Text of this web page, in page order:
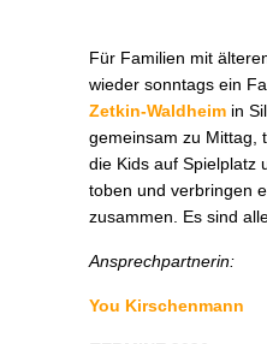
Für Familien mit
wieder sonntags ein
Zetkin-Waldheim in
gemeinsam zu Mittag,
die Kids auf Spielplatz
toben und verbringen
zusammen. Es sind
Ansprechpartnerin:
You Kirschenmann